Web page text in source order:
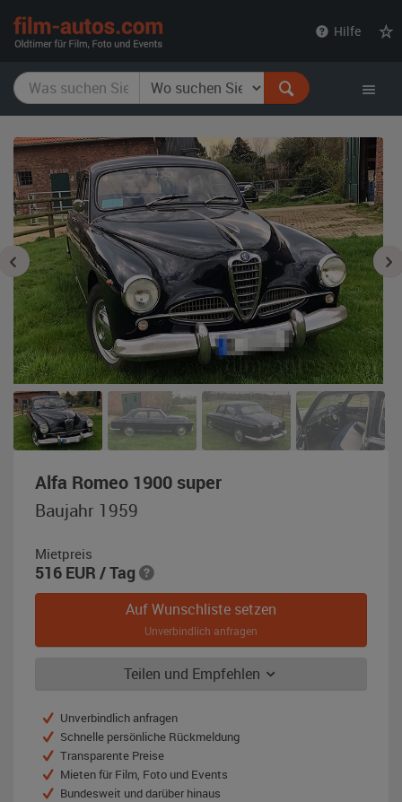
Hilfe
Alfa Romeo 1900 super,
Baujahr 1959
Mietpreis
516 EUR / Tag
Auf Wunschliste setzen
Unverbindlich anfragen
Teilen und Empfehlen
Unverbindlich anfragen
Schnelle persönliche Rückmeldung
Transparente Preise
Mieten für Film, Foto und Events
Bundesweit und darüber hinaus